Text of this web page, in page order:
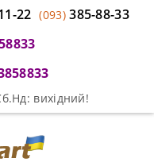
22 (093)385-88-33
вихідний!